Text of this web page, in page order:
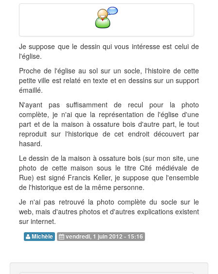
Je suppose que le dessin qui vous intéresse est celui de
l'église.
Proche de l'église au sol sur un socle, l'histoire de cette
petite ville est relaté en texte et en dessins sur un support
émaillé.
N'ayant pas suffisamment de recul pour la photo
complète, je n'ai que la représentation de l'église d'une
part et de la maison à ossature bois d'autre part, le tout
reproduit sur l'historique de cet endroit découvert par
hasard.
Le dessin de la maison à ossature bois (sur mon site, une
photo de cette maison sous le titre Cité médiévale de
Rue) est signé Francis Keller, je suppose que l'ensemble
de l'historique est de la même personne.
Je n'ai pas retrouvé la photo complète du socle sur le
web, mais d'autres photos et d'autres explications existent
sur internet.
Michèle vendredi, 1 juin 2012 - 15:16